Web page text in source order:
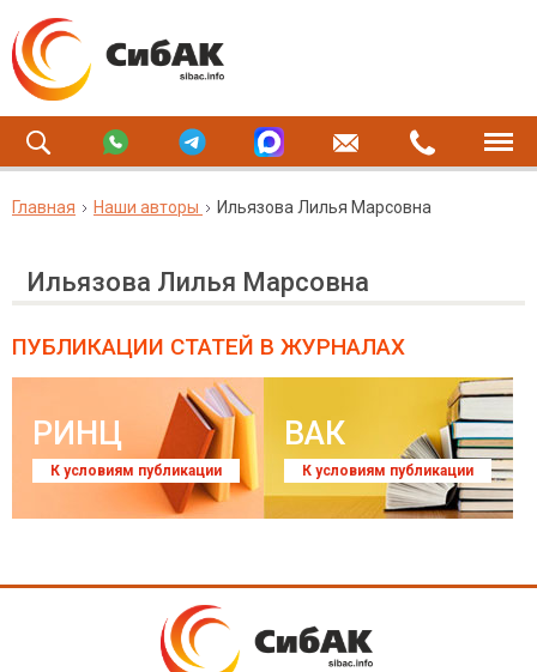
Главная Наши авторы Ильязова Лилья Марсовна
Ильязова Лилья Марсовна
ПУБЛИКАЦИИ СТАТЕЙ В ЖУРНАЛАХ
РИНЦ
К условиям публикации
ВАК
К условиям публикации